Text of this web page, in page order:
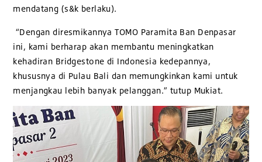
mendatang (s&k berlaku).
“Dengan diresmikannya TOMO Paramita Ban Denpasar
ini, kami berharap akan membantu meningkatkan
kehadiran Bridgestone di Indonesia kedepannya,
khususnya di Pulau Bali dan memungkinkan kami untuk
menjangkau lebih banyak pelanggan.” tutup Mukiat.